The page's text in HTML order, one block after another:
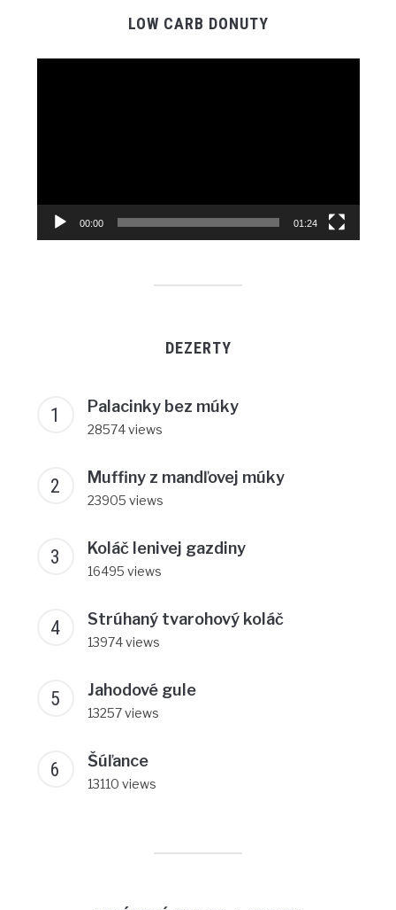
LOW CARB DONUTY
00:00 01:24
DEZERTY
Palacinky bez múky
28574 views
Muffiny z mandľovej múky
23905 views
Koláč lenivej gazdiny
16495 views
Strúhaný tvarohový koláč
13974 views
Jahodové gule
13257 views
Šúľance
13110 views